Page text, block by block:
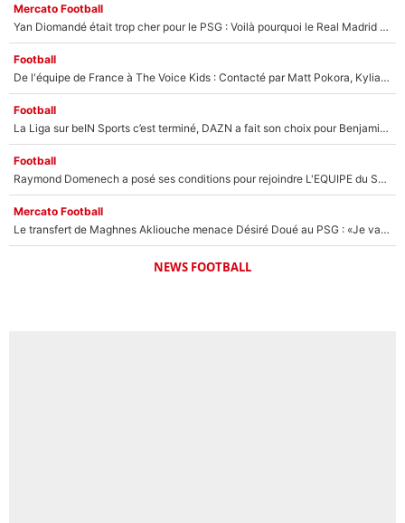
Mercato Football
Yan Diomandé était trop cher pour le PSG : Voilà pourquoi le Real Madrid a accepté de payer la somme record de 140M€ pour boucler son transfert !
Football
De l'équipe de France à The Voice Kids : Contacté par Matt Pokora, Kylian Mbappé a accepté de jouer un rôle inédit sur TF1 !
Football
La Liga sur beIN Sports c’est terminé, DAZN a fait son choix pour Benjamin Da Silva et Omar Da Fonseca !
Football
Raymond Domenech a posé ses conditions pour rejoindre L'EQUIPE du Soir : Il refuse de faire l'émission avec un autre chroniqueur !
Mercato Football
Le transfert de Maghnes Akliouche menace Désiré Doué au PSG : «Je valide à 200%»
NEWS FOOTBALL